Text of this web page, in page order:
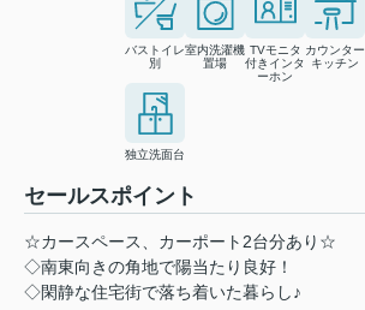
バストイレ
別
室内洗濯機
置場
TVモニタ
付きインタ
ーホン
カウンター
キッチン
独立洗面台
セールスポイント
☆カースペース、カーポート2台分あり☆
◇南東向きの角地で陽当たり良好！
◇閑静な住宅街で落ち着いた暮らし♪